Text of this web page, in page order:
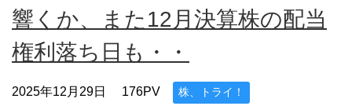
響くか、また12月決算株の配当
権利落ち日も・・
2025年12月29日 176PV 株、トライ！